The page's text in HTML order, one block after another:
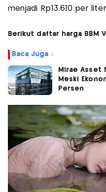
menjadi Rp13.610 per liter.
Berikut daftar harga BBM
Baca Juga :
Mirae Asset
Meski
Persen